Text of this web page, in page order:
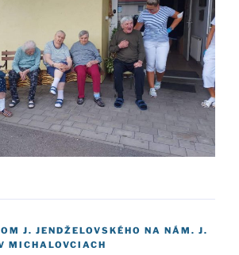
J. JENDŽELOVSKÉHO NA NÁM. J.
MICHALOVCIACH